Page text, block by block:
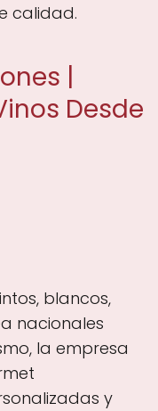
calidad.
|
Desde
blancos,
nacionales
la empresa
y